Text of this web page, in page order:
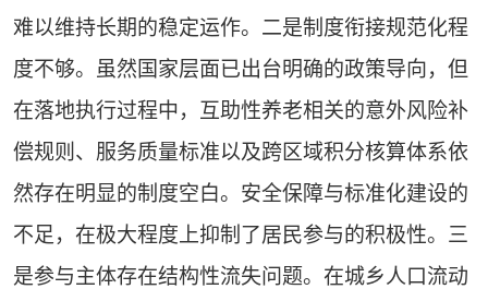
难以维持长期的稳定运作。二是制度衔接规范化程
度不够。虽然国家层面已出台明确的政策导向，但
在落地执行过程中，互助性养老相关的意外风险补
偿规则、服务质量标准以及跨区域积分核算体系依
然存在明显的制度空白。安全保障与标准化建设的
不足，在极大程度上抑制了居民参与的积极性。三
是参与主体存在结构性流失问题。在城乡人口流动